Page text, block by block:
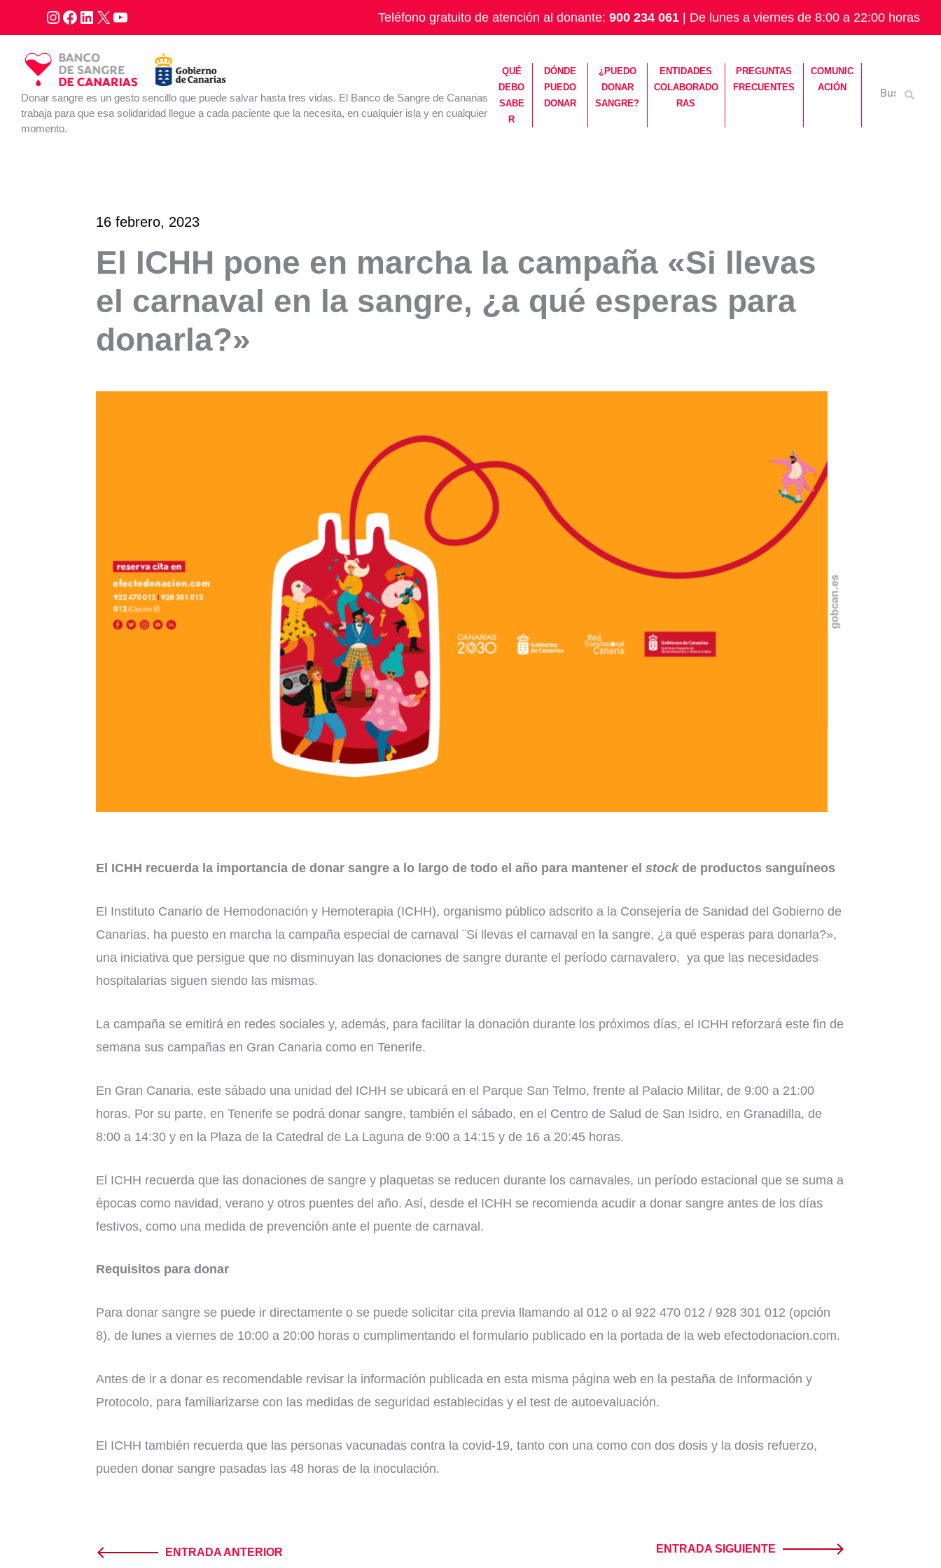
al
contenido
Teléfono gratuito de atención al donante: 900 234 061 | De lunes a viernes de 8:00 a 22:00 horas
Donar sangre es un gesto sencillo que puede salvar hasta tres vidas. El Banco de Sangre de Canarias
trabaja para que esa solidaridad llegue a cada paciente que la necesita, en cualquier isla y en cualquier
momento.
QUÉ
DEBO
SABE
R
DÓNDE
PUEDO
DONAR
¿PUEDO
DONAR
SANGRE?
ENTIDADES
COLABORADO
RAS
PREGUNTAS
FRECUENTES
COMUNIC
ACIÓN
Buscar
16 febrero, 2023
El ICHH pone en marcha la campaña «Si llevas
el carnaval en la sangre, ¿a qué esperas para
donarla?»
El ICHH recuerda la importancia de donar sangre a lo largo de todo el año para mantener el stockde productos sanguíneos
El Instituto Canario de Hemodonación y Hemoterapia (ICHH), organismo público adscrito a la Consejería de Sanidad del Gobierno de
Canarias, ha puesto en marcha la campaña especial de carnaval ¨Si llevas el carnaval en la sangre, ¿a qué esperas para donarla?»,
una iniciativa que persigue que no disminuyan las donaciones de sangre durante el período carnavalero, ya que las necesidades
hospitalarias siguen siendo las mismas.
La campaña se emitirá en redes sociales y, además, para facilitar la donación durante los próximos días, el ICHH reforzará este fin de
semana sus campañas en Gran Canaria como en Tenerife.
En Gran Canaria, este sábado una unidad del ICHH se ubicará en el Parque San Telmo, frente al Palacio Militar, de 9:00 a 21:00
horas. Por su parte, en Tenerife se podrá donar sangre, también el sábado, en el Centro de Salud de San Isidro, en Granadilla, de
8:00 a 14:30 y en la Plaza de la Catedral de La Laguna de 9:00 a 14:15 y de 16 a 20:45 horas.
El ICHH recuerda que las donaciones de sangre y plaquetas se reducen durante los carnavales, un período estacional que se suma a
épocas como navidad, verano y otros puentes del año. Así, desde el ICHH se recomienda acudir a donar sangre antes de los días
festivos, como una medida de prevención ante el puente de carnaval.
Requisitos para donar
Para donar sangre se puede ir directamente o se puede solicitar cita previa llamando al 012 o al 922 470 012 / 928 301 012 (opción
8), de lunes a viernes de 10:00 a 20:00 horas o cumplimentando el formulario publicado en la portada de la web efectodonacion.com.
Antes de ir a donar es recomendable revisar la información publicada en esta misma página web en la pestaña de Información y
Protocolo, para familiarizarse con las medidas de seguridad establecidas y el test de autoevaluación.
El ICHH también recuerda que las personas vacunadas contra la covid-19, tanto con una como con dos dosis y la dosis refuerzo,
pueden donar sangre pasadas las 48 horas de la inoculación.
ENTRADA ANTERIOR ENTRADA SIGUIENTE